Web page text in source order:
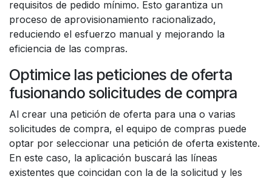
requisitos de pedido mínimo. Esto garantiza un
proceso de aprovisionamiento racionalizado,
reduciendo el esfuerzo manual y mejorando la
eficiencia de las compras.
Optimice las peticiones de oferta
fusionando solicitudes de compra
Al crear una petición de oferta para una o varias
solicitudes de compra, el equipo de compras puede
optar por seleccionar una petición de oferta existente.
En este caso, la aplicación buscará las líneas
existentes que coincidan con la de la solicitud y les